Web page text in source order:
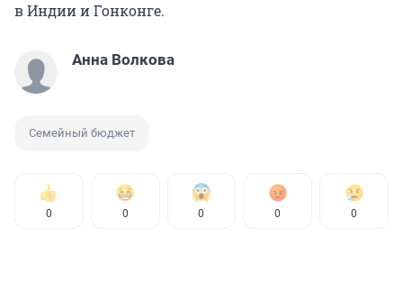
в Индии и Гонконге.
Анна Волкова
Семейный бюджет
0 0 0 0 0